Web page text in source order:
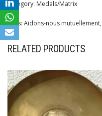
Category: Medals/Matrix
Tags: Aidons-nous mutuellement,
RELATED PRODUCTS